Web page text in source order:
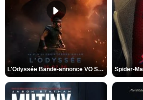
L'Odyssée Bande-annonce VO STFR